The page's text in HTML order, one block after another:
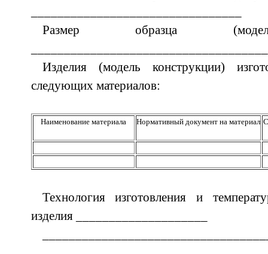
Размер образца
Изделия (модель конструкции)
следующих материалов:
Наименование материала Нормативный документ на материал
Технология изготовления и
изделия ____________________